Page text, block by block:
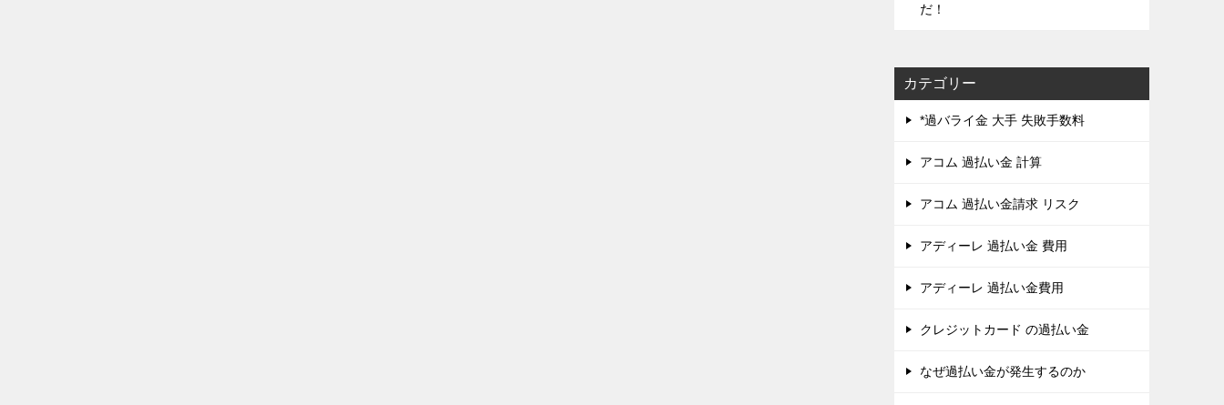
だ！
カテゴリー
*過バライ金 大手 失敗手数料
アコム 過払い金 計算
アコム 過払い金請求 リスク
アディーレ 過払い金 費用
アディーレ 過払い金費用
クレジットカード の過払い金
なぜ過払い金が発生するのか